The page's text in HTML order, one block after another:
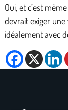
Oui, et c’est
devrait exiger
idéalement avec